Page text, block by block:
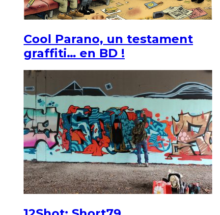
Cool Parano, un testament
graffiti… en BD !